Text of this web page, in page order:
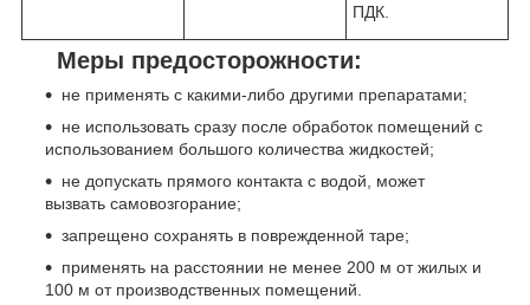
ПДК.
Меры предосторожности:
не применять с какими-либо другими препаратами;
не использовать сразу после обработок помещений с
использованием большого количества жидкостей;
не допускать прямого контакта с водой, может
вызвать самовозгорание;
запрещено сохранять в поврежденной таре;
применять на расстоянии не менее 200 м от жилых и
100 м от производственных помещений.